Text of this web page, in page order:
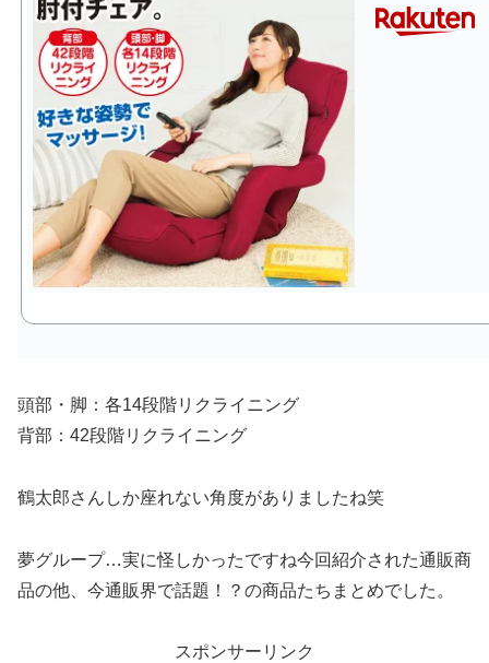
頭部・脚：各14段階リクライニング
背部：42段階リクライニング
鶴太郎さんしか座れない角度がありましたね笑
夢グループ…実に怪しかったですね今回紹介された通販商
品の他、今通販界で話題！？の商品たちまとめでした。
スポンサーリンク